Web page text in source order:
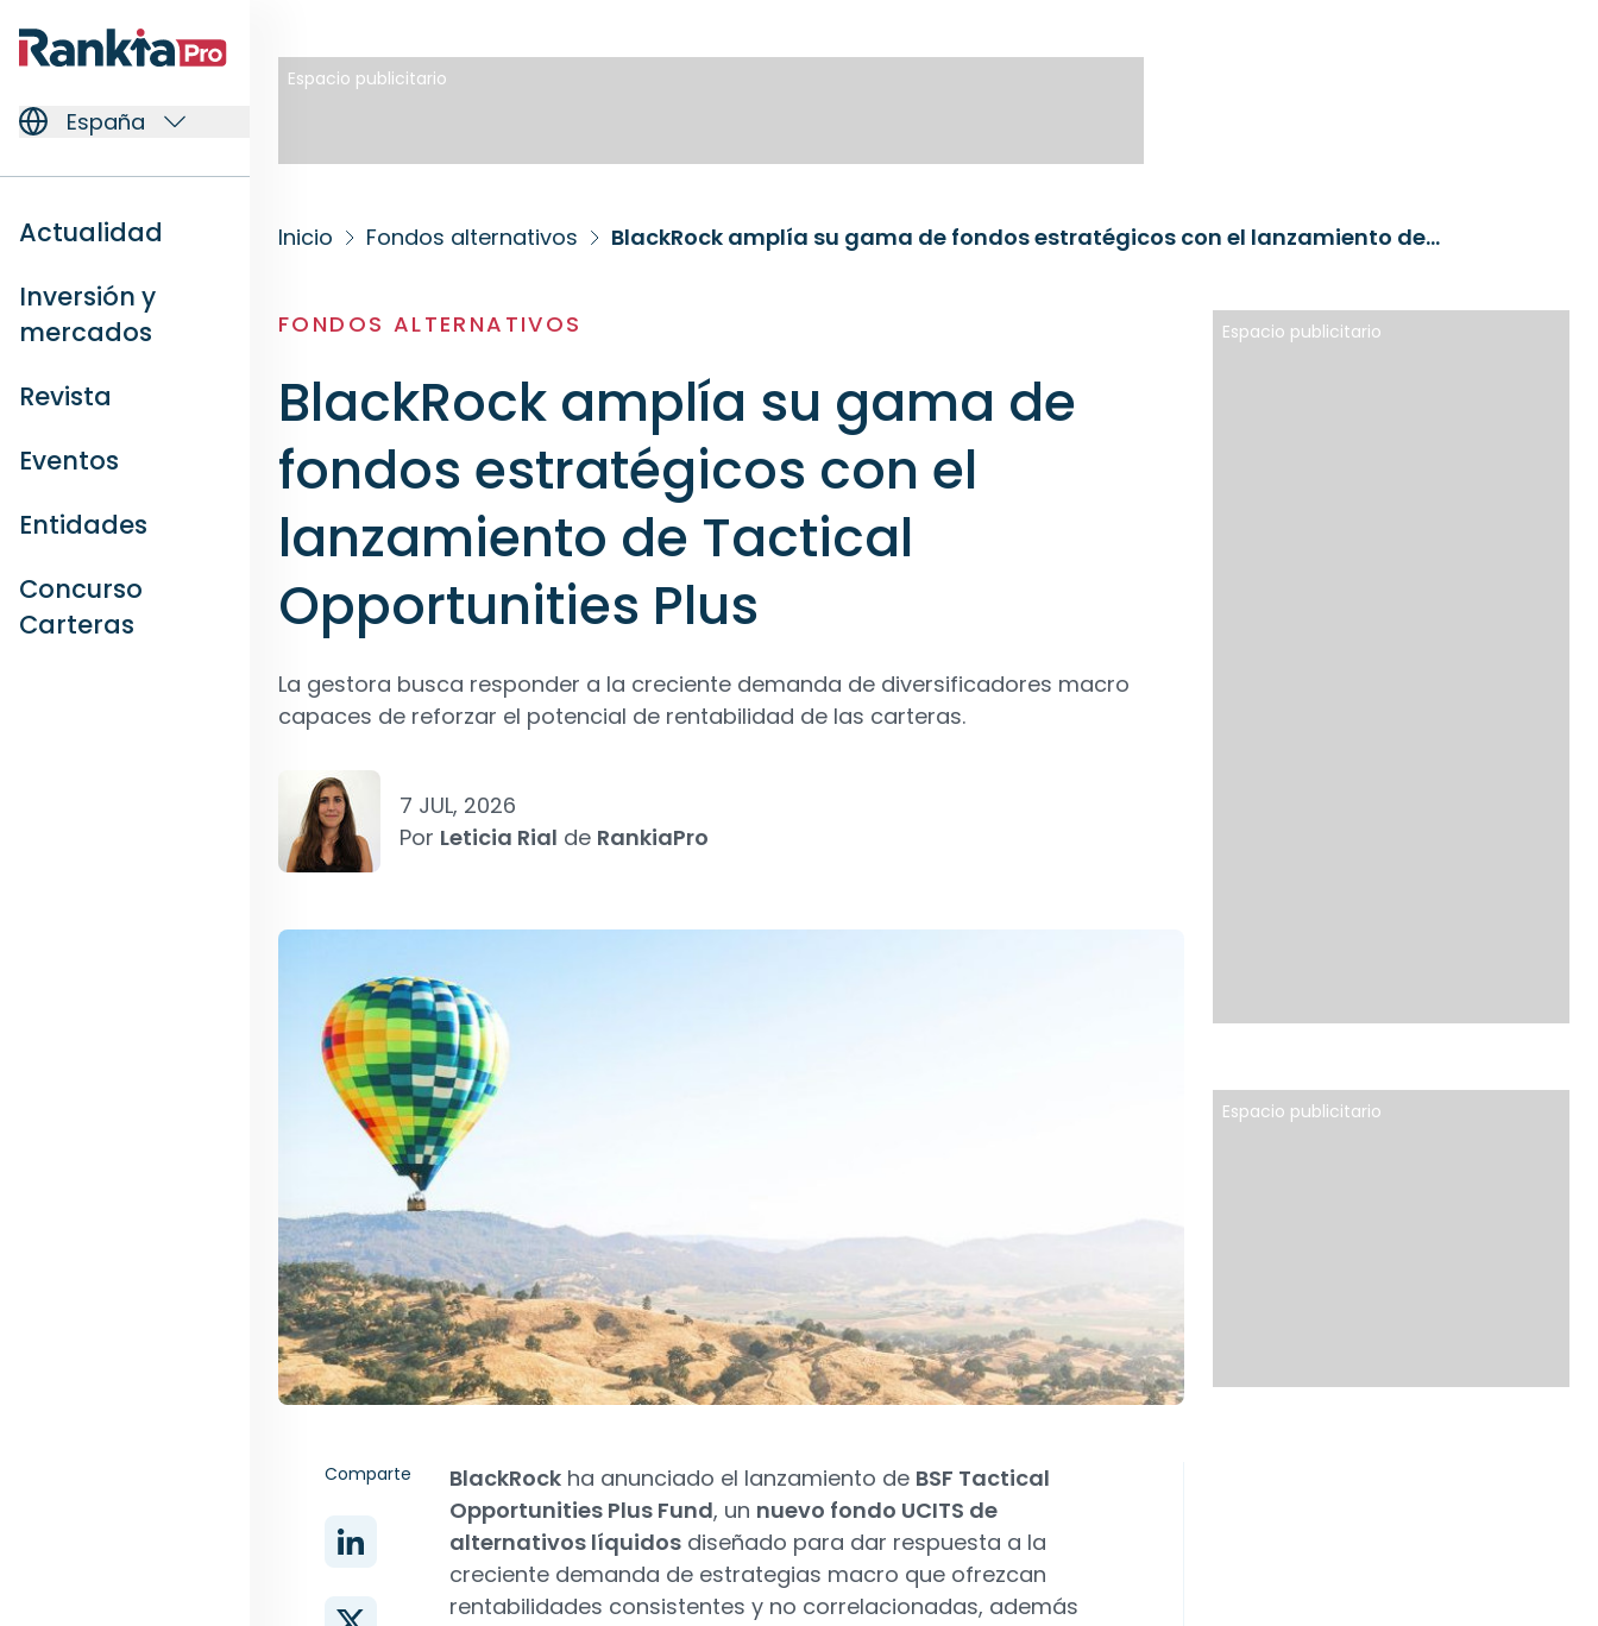
España
Actualidad
Inversión y
mercados
Revista
Eventos
Entidades
Concurso
Carteras
Espacio publicitario
Inicio Fondos alternativos BlackRock amplía su gama de fondos estratégicos con el lanzamiento de Tactical Opportunities Plus
FONDOS ALTERNATIVOS
BlackRock amplía su gama de
fondos estratégicos con el
lanzamiento de Tactical
Opportunities Plus
La gestora busca responder a la creciente demanda de diversificadores macro
capaces de reforzar el potencial de rentabilidad de las carteras.
7 JUL, 2026
Por Leticia Rial de RankiaPro
Comparte BlackRock ha anunciado el lanzamiento de BSF Tactical
Opportunities Plus Fund, un nuevo fondo UCITS de
alternativos líquidos diseñado para dar respuesta a la
creciente demanda de estrategias macro que ofrezcan
rentabilidades consistentes y no correlacionadas, además
Espacio publicitario
Espacio publicitario